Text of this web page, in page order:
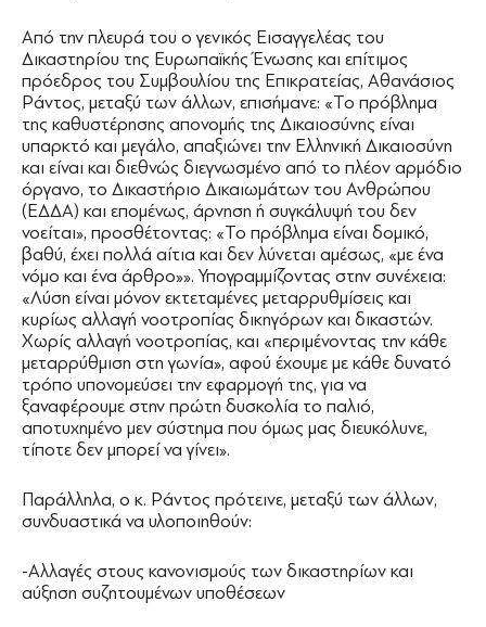
Από την πλευρά του ο γενικός Εισαγγελέας του
Δικαστηρίου της Ευρωπαϊκής Ένωσης και επίτιμος
πρόεδρος του Συμβουλίου της Επικρατείας, Αθανάσιος
Ράντος, μεταξύ των άλλων, επισήμανε: «Το πρόβλημα
της καθυστέρησης απονομής της Δικαιοσύνης είναι
υπαρκτό και μεγάλο, απαξιώνει την Ελληνική Δικαιοσύνη
και είναι και διεθνώς διεγνωσμένο από το πλέον αρμόδιο
όργανο, το Δικαστήριο Δικαιωμάτων του Ανθρώπου
(ΕΔΔΑ) και επομένως, άρνηση ή συγκάλυψή του δεν
νοείται», προσθέτοντας: «Το πρόβλημα είναι δομικό,
βαθύ, έχει πολλά αίτια και δεν λύνεται αμέσως, «με ένα
νόμο και ένα άρθρο»». Υπογραμμίζοντας στην συνέχεια:
«Λύση είναι μόνον εκτεταμένες μεταρρυθμίσεις και
κυρίως αλλαγή νοοτροπίας δικηγόρων και δικαστών.
Χωρίς αλλαγή νοοτροπίας, και «περιμένοντας την κάθε
μεταρρύθμιση στη γωνία», αφού έχουμε με κάθε δυνατό
τρόπο υπονομεύσει την εφαρμογή της, για να
ξαναφέρουμε στην πρώτη δυσκολία το παλιό,
αποτυχημένο μεν σύστημα που όμως μας διευκόλυνε,
τίποτε δεν μπορεί να γίνει».
Παράλληλα, ο κ. Ράντος πρότεινε, μεταξύ των άλλων,
συνδυαστικά να υλοποιηθούν:
-Αλλαγές στους κανονισμούς των δικαστηρίων και
αύξηση συζητουμένων υποθέσεων